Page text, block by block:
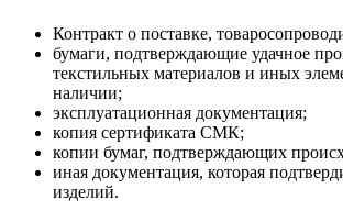
Контракт о поставке,
бумаги, подтверждающие удачное
текстильных материалов и иных
наличии;
эксплуатационная документация;
копия сертификата СМК;
копии бумаг, подтверждающих
иная документация, которая
изделий.